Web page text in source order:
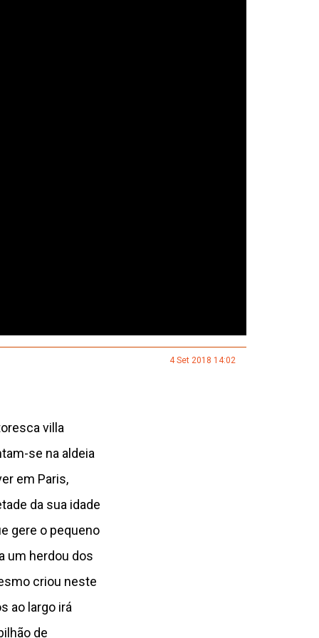
4 Set 2018 14:02
villa
se na aldeia
em Paris,
da sua idade
gere o pequeno
um herdou dos
criou neste
ao largo irá
de